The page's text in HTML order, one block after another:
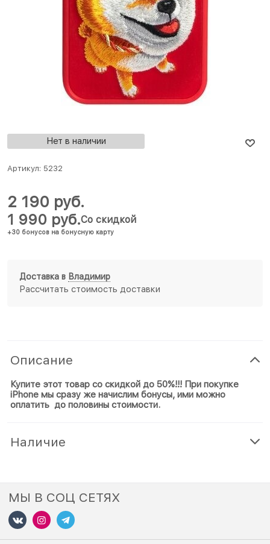
Нет в наличии
Артикул: 5232
1 990 руб.
+30 бонусов на бонусную карту
Со скидкой
2 190 руб.
Доставка в Владимир
Рассчитать стоимость доставки
Описание
Купите этот товар со скидкой до 50%!!! При покупке
iPhone мы сразу же начислим бонусы, ими можно
оплатить до половины стоимости.
Наличие
МЫ В СОЦ СЕТЯХ